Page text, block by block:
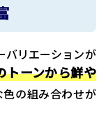
バリエーションが
トーンから鮮や
色の組み合わせが